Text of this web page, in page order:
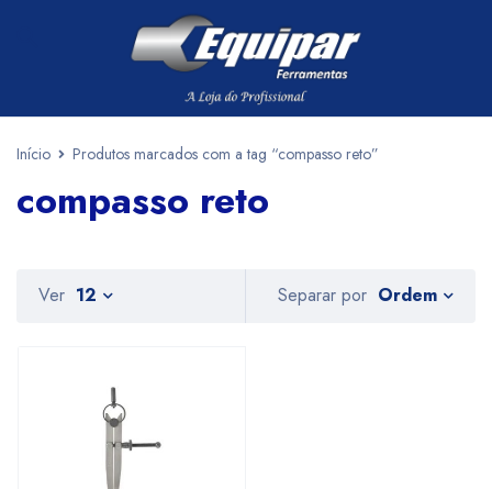
Início Produtos marcados com a tag “compasso reto”
compasso reto
Separar por Ordem
Ver 12